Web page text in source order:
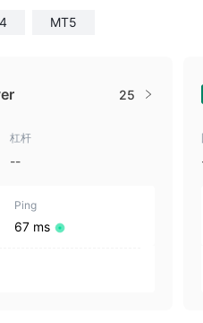
MT5
25
杠杆
--
Ping
67 ms